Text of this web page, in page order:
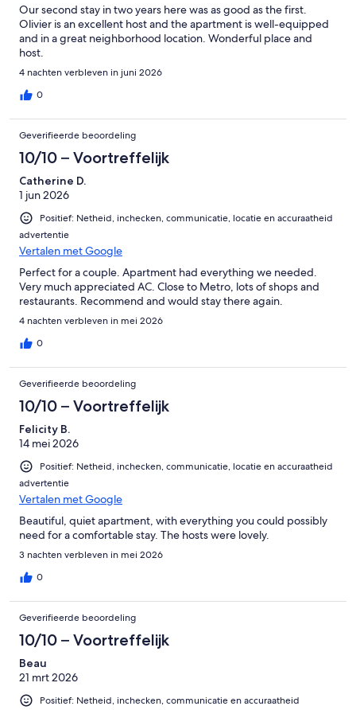
Our second stay in two years here was as good as the first.
Olivier is an excellent host and the apartment is well-equipped
and in a great neighborhood location. Wonderful place and
host.
4 nachten verbleven in juni 2026
0
Geverifieerde beoordeling
10/10 – Voortreffelijk
Catherine D.
1 jun 2026
Positief: Netheid, inchecken, communicatie, locatie en accuraatheid
advertentie
Vertalen met Google
Perfect for a couple. Apartment had everything we needed.
Very much appreciated AC. Close to Metro, lots of shops and
restaurants. Recommend and would stay there again.
4 nachten verbleven in mei 2026
0
Geverifieerde beoordeling
10/10 – Voortreffelijk
Felicity B.
14 mei 2026
Positief: Netheid, inchecken, communicatie, locatie en accuraatheid
advertentie
Vertalen met Google
Beautiful, quiet apartment, with everything you could possibly
need for a comfortable stay. The hosts were lovely.
3 nachten verbleven in mei 2026
0
Geverifieerde beoordeling
10/10 – Voortreffelijk
Beau
21 mrt 2026
Positief: Netheid, inchecken, communicatie en accuraatheid